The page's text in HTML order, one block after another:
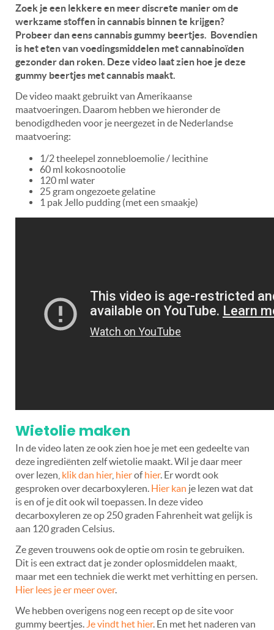
Zoek je een lekkere en meer discrete manier om de
werkzame stoffen in cannabis binnen te krijgen?
Probeer dan eens cannabis gummy beertjes. Bovendien
is het eten van voedingsmiddelen met cannabinoïden
gezonder dan roken. Deze video laat zien hoe je deze
gummy beertjes met cannabis maakt.
De video maakt gebruikt van Amerikaanse
maatvoeringen. Daarom hebben we hieronder de
benodigdheden voor je neergezet in de Nederlandse
maatvoering:
1/2 theelepel zonnebloemolie / lecithine
60 ml kokosnootolie
120 ml water
25 gram ongezoete gelatine
1 pak Jello pudding (met een smaakje)
Wietolie maken
In de video laten ze ook zien hoe je met een gedeelte van
deze ingrediënten zelf wietolie maakt. Wil je daar meer
over lezen, klik dan hier, hierofhier. Er wordt ook
gesproken over decarboxyleren. Hier kan je lezen wat dat
is en of je dit ook wil toepassen. In deze video
decarboxyleren ze op 250 graden Fahrenheit wat gelijk is
aan 120 graden Celsius.
Ze geven trouwens ook de optie om rosin te gebruiken.
Dit is een extract dat je zonder oplosmiddelen maakt,
maar met een techniek die werkt met verhitting en persen.
Hier lees je er meer over.
We hebben overigens nog een recept op de site voor
gummy beertjes. Je vindt het hier. En met het naderen van